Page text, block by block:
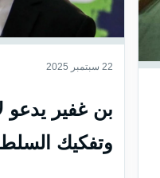
22 سبتمبر 2025
بن غفير يدعو
وتفكيك